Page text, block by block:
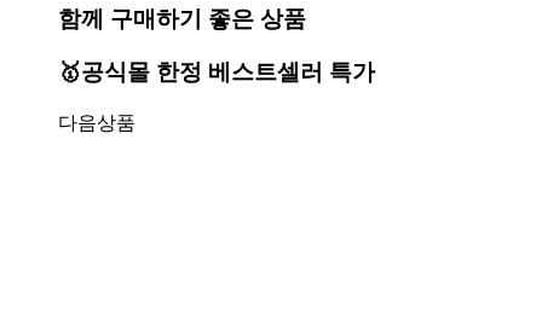
함께 구매하기 좋은 상품
🥇공식몰 한정 베스트셀러 특가
다음상품